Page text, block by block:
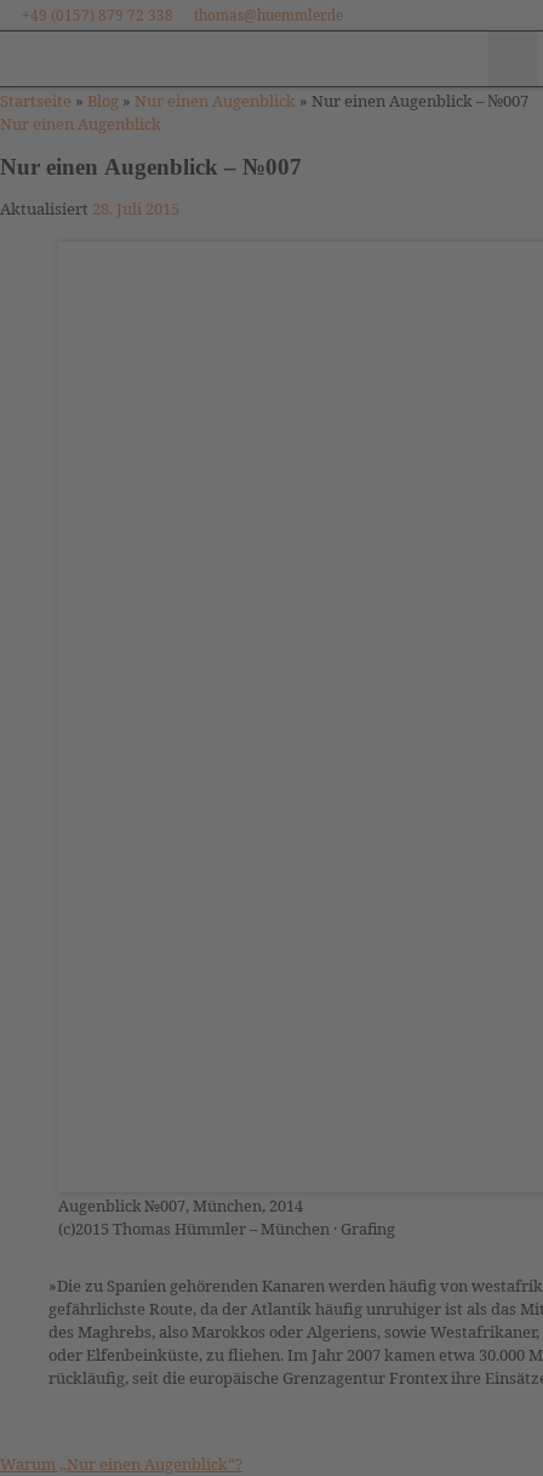
Zum Inhalt springen
+49 (0157) 879 72 338 thomas@huemmler.de
Startseite » Blog » Nur einen Augenblick » Nur einen Augenblick – №007
Nur einen Augenblick
Nur einen Augenblick – №007
Aktualisiert 28. Juli 2015
Augenblick №007, München, 2014
(c)2015 Thomas Hümmler – München · Grafing
»Die zu Spanien gehörenden Kanaren werden häufig von
gefährlichste Route, da der Atlantik häufig unruhiger ist als das
des Maghrebs, also Marokkos oder Algeriens, sowie
oder Elfenbeinküste, zu fliehen. Im Jahr 2007 kamen etwa 30.000
rückläufig, seit die europäische Grenzagentur Frontex ihre
Warum „Nur einen Augenblick“?